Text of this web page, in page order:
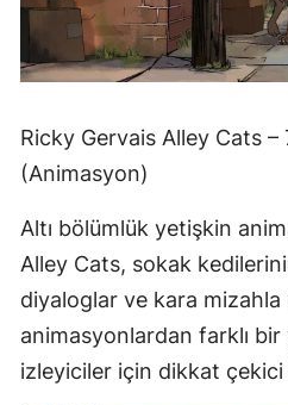
Ricky Gervais Alley Cats –
(Animasyon)
Altı bölümlük yetişkin
Alley Cats, sokak
diyaloglar ve kara mizahla
animasyonlardan farklı bir
izleyiciler için dikkat